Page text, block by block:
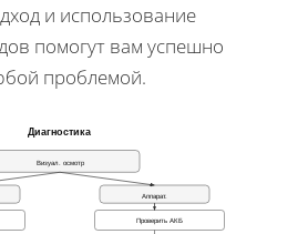
и использование
помогут вам успешно
проблемой.
Диагностика
Визуал. осмотр
Аппарат.
Проверить АКБ